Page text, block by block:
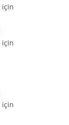
için
için
için